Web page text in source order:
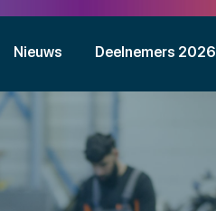
Nieuws Deelnemers 2026